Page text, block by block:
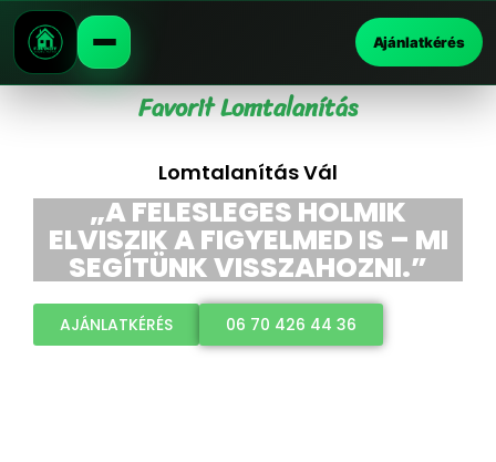
Ajánlatkérés
Favorit Lomtalanítás
Lomtalanítás Vál
„A FELESLEGES HOLMIK
ELVISZIK A FIGYELMED IS – MI
SEGÍTÜNK VISSZAHOZNI.”
AJÁNLATKÉRÉS 06 70 426 44 36